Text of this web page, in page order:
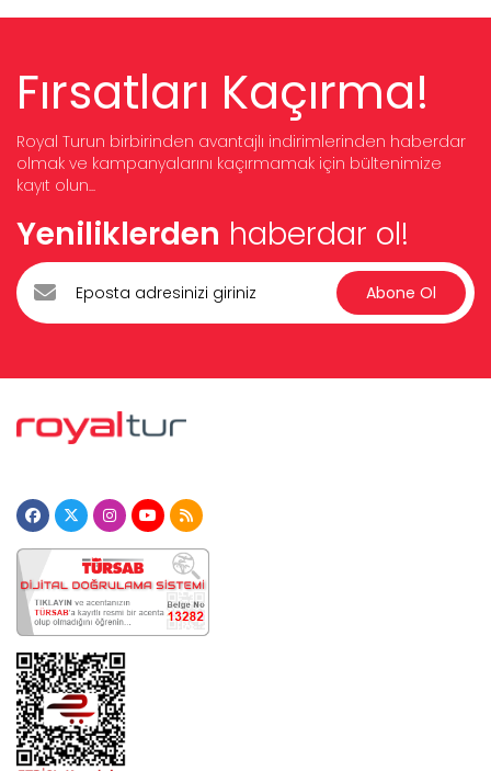
Fırsatları Kaçırma!
Royal Turun birbirinden avantajlı indirimlerinden haberdar
olmak ve kampanyalarını kaçırmamak için bültenimize
kayıt olun...
Yeniliklerden haberdar ol!
Abone Ol